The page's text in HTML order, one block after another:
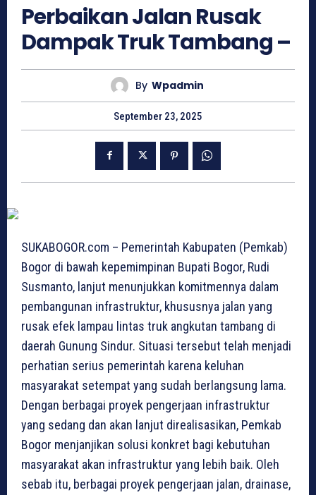
Perbaikan Jalan Rusak
Dampak Truk Tambang –
By Wpadmin
September 23, 2025
SUKABOGOR.com – Pemerintah Kabupaten (Pemkab)
Bogor di bawah kepemimpinan Bupati Bogor, Rudi
Susmanto, lanjut menunjukkan komitmennya dalam
pembangunan infrastruktur, khususnya jalan yang
rusak efek lampau lintas truk angkutan tambang di
daerah Gunung Sindur. Situasi tersebut telah menjadi
perhatian serius pemerintah karena keluhan
masyarakat setempat yang sudah berlangsung lama.
Dengan berbagai proyek pengerjaan infrastruktur
yang sedang dan akan lanjut direalisasikan, Pemkab
Bogor menjanjikan solusi konkret bagi kebutuhan
masyarakat akan infrastruktur yang lebih baik. Oleh
sebab itu, berbagai proyek pengerjaan jalan, drainase,